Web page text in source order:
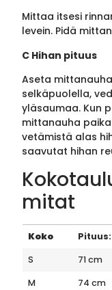
Mittaa itsesi
levein. Pidä
C Hihan pituus
Aseta
selkäpuolella,
yläsaumaa. Kun
mittanauha
vetämistä alas
saavutat hihan
mitat
Koko Pituus:
S
71 cm
M
74 cm